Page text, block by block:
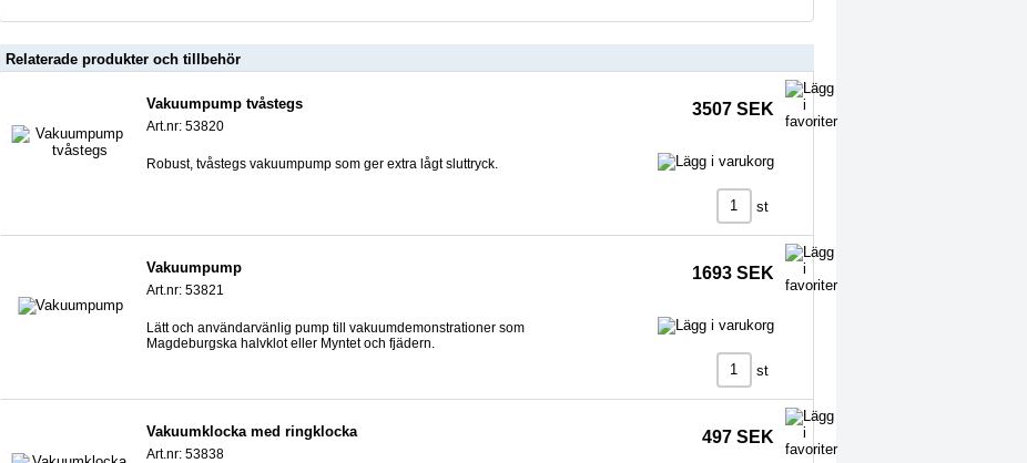
Relaterade produkter och tillbehör
Vakuumpump tvåstegs
Art.nr: 53820
Robust, tvåstegs vakuumpump som ger extra lågt sluttryck.
3507 SEK
st
Vakuumpump
Art.nr: 53821
Lätt och användarvänlig pump till vakuumdemonstrationer som
Magdeburgska halvklot eller Myntet och fjädern.
1693 SEK
st
Vakuumklocka med ringklocka
Art.nr: 53838
497 SEK